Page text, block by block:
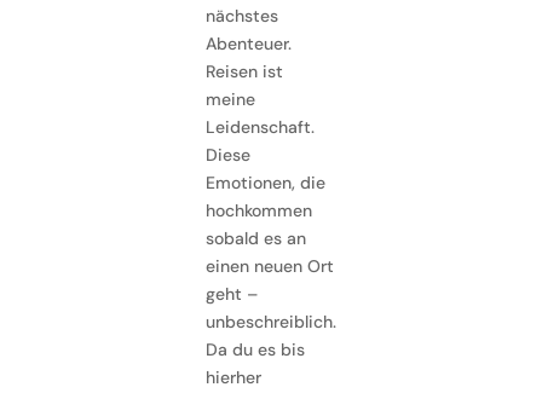
nächstes
Abenteuer.
Reisen ist
meine
Leidenschaft.
Diese
Emotionen, die
hochkommen
sobald es an
einen neuen Ort
geht –
unbeschreiblich.
Da du es bis
hierher